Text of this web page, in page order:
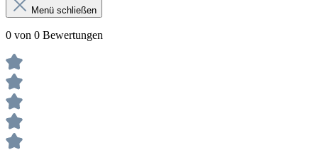
Menü schließen
0 von 0 Bewertungen